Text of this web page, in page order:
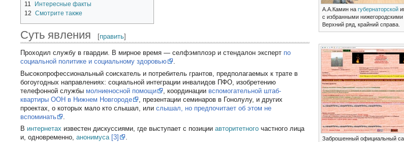
А.А.Камин нагубернаторской
с избранными нижегородскими
Верхний ряд, крайний справа.
Заброшенный официальный
11
Интересные факты
12 Смотрите также
Суть явления [править]
Проходил службу в гвардии. В мирное время — селфэмплоэр и стендалон эксперт по
социальной политике и социальному здоровью
.
Высокопрофессиональный соискатель и потребитель грантов, предполагаемых к трате в
богоугодных направлениях: социальной интеграции инвалидов ПФО, изобретению
телефонной службы молниеносной помощи , координации вспомогательной штаб-
квартиры ООН в Нижнем Новгороде
, презентации семинаров в Гонолулу, и других
проектах, о которых мало кто слышал, илислышал, но предпочитает об этом не
вспоминать
В интернетах известен дискуссиями, где выступает с позицииавторитетного частного лица
и, одновременно,анонимуса [3]